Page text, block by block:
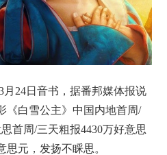
24日音书，据番邦媒体报说
《白雪公主》中国内地首周/
首周/三天粗报4430万好意思
思元，发扬不睬思。